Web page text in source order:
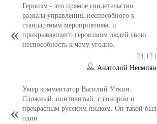
Героизм - это прямое свидетельство
развала управления, неспособного к
стандартным мероприятиям, и
прикрывающего героизмом людей свою
неспособность к чему угодно.
24.12 |
Анатолий Несмиян
Умер комментатор Василий Уткин.
Сложный, понтовитый, с гонором и
прекрасным русским языком. Он такой был
один